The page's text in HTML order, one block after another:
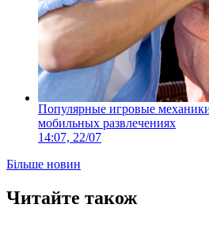
Популярные игровые
мобильных развлечениях
14:07, 22/07
Більше новин
Читайте також